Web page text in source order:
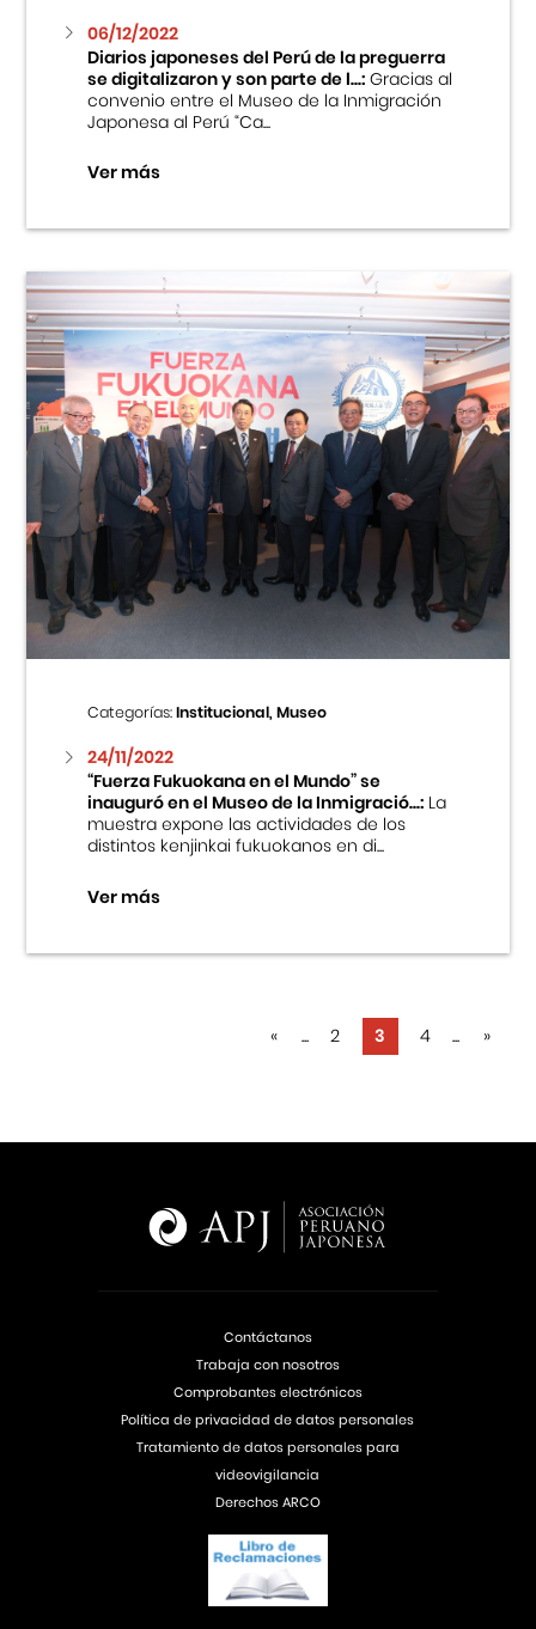
06/12/2022
Diarios japoneses del Perú de la preguerra
se digitalizaron y son parte de l...:Gracias al
convenio entre el Museo de la Inmigración
Japonesa al Perú “Ca...
Ver más
Categorías:Institucional, Museo
24/11/2022
“Fuerza Fukuokana en el Mundo” se
inauguró en el Museo de la Inmigració...:La
muestra expone las actividades de los
distintos kenjinkai fukuokanos en di...
Ver más
« ... 2 3 4 ... »
Contáctanos
Trabaja con nosotros
Comprobantes electrónicos
Política de privacidad de datos personales
Tratamiento de datos personales para
videovigilancia
Derechos ARCO